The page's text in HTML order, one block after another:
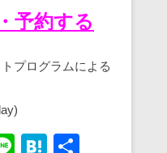
予約する
プログラムによる
Li
H